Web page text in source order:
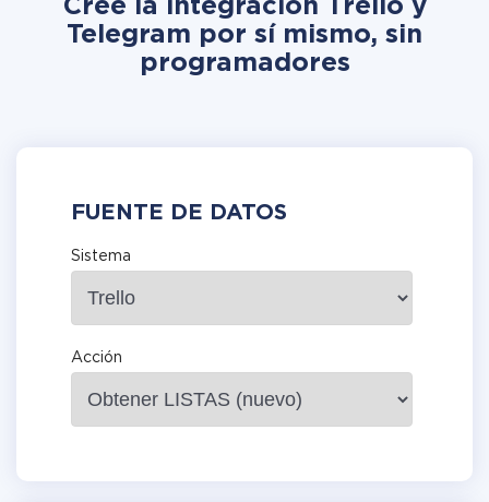
Cree la integración Trello y
Telegram por sí mismo, sin
programadores
FUENTE DE DATOS
Sistema
Acción